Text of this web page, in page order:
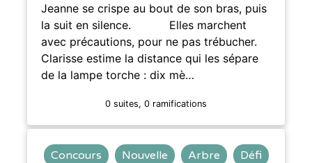
Jeanne se crispe au bout de son bras, puis
la suit en silence. Elles marchent
avec précautions, pour ne pas trébucher.
Clarisse estime la distance qui les sépare
de la lampe torche : dix mè…
0 suites, 0 ramifications
Concours Nouvelle Arbre Défi